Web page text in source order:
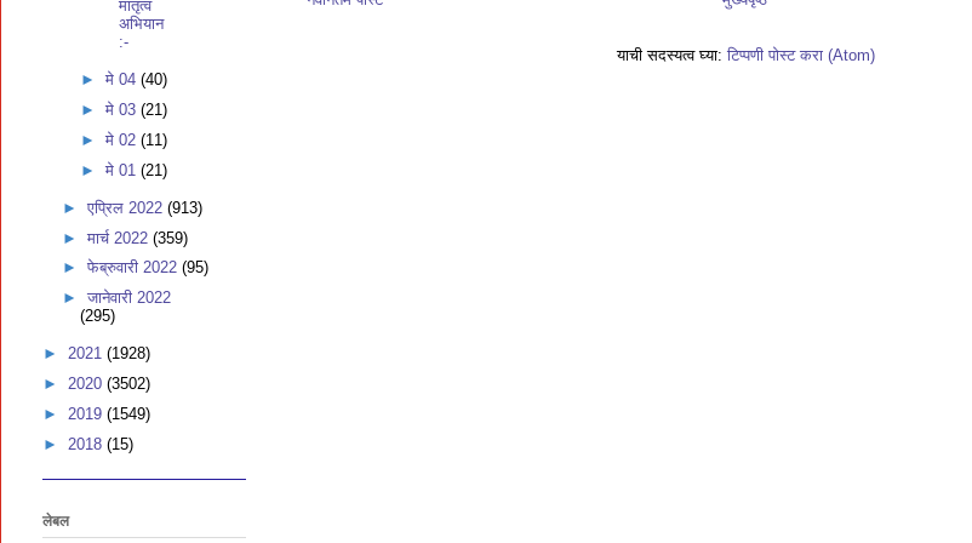
याची सदस्यत्व घ्या: टिप्पणी पोस्ट करा (Atom)
मातृत्व
अभियान
:-
►मे 04(40)
►मे 03(21)
►मे 02(11)
►मे 01(21)
► एप्रिल 2022 (913)
► मार्च 2022 (359)
► फेब्रुवारी 2022 (95)
► जानेवारी 2022
(295)
► 2021 (1928)
► 2020 (3502)
► 2019 (1549)
► 2018 (15)
लेबल